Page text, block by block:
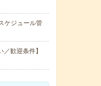
ケジュール管
歓迎条件】